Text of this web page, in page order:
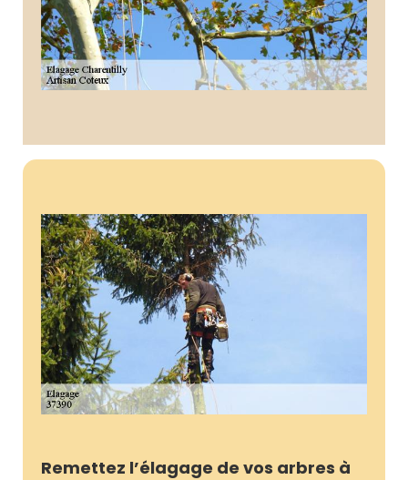
Remettez l’élagage de vos arbres à